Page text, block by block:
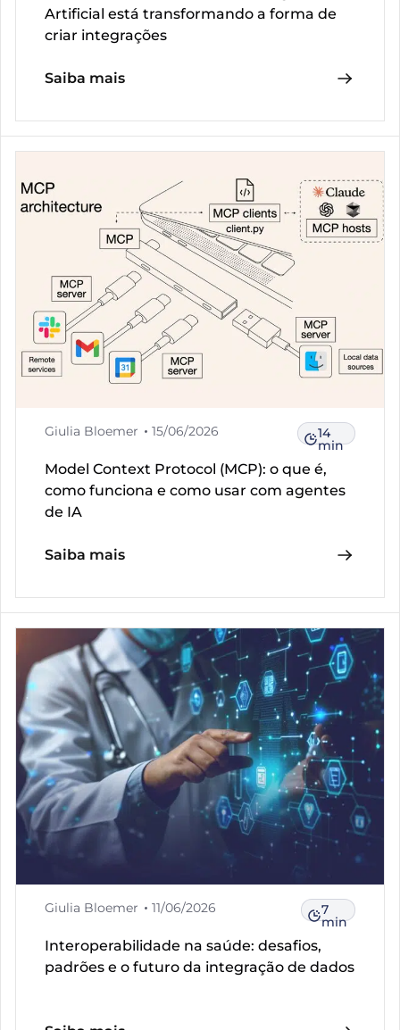
Artificial está transformando a forma de
criar integrações
Saiba mais
Giulia Bloemer 15/06/2026 14
min
Model Context Protocol (MCP): o que é,
como funciona e como usar com agentes
de IA
Saiba mais
Giulia Bloemer 11/06/2026 7
min
Interoperabilidade na saúde: desafios,
padrões e o futuro da integração de dados